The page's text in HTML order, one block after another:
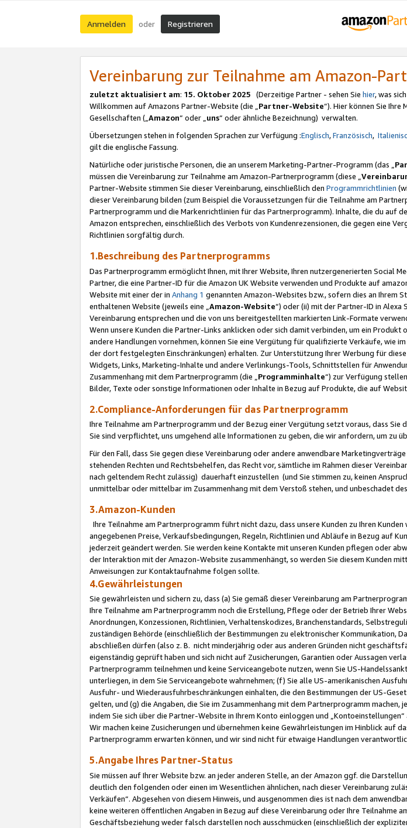
Anmelden oder Registrieren
Vereinbarung zur Teilnahme am Amazon-
zuletzt aktualisiert am: 15. Oktober 2025 (Derzeitige Partner - sehen Sie hier, was
Willkommen auf Amazons Partner-Website (die „Partner-Website“). Hier können Sie
Gesellschaften („Amazon“ oder „uns“ oder ähnliche Bezeichnung) verwalten.
Übersetzungen stehen in folgenden Sprachen zur Verfügung :Englisch,Französisch,
gilt die englische Fassung.
Natürliche oder juristische Personen, die an unserem Marketing-Partner-Programm (das „
müssen die Vereinbarung zur Teilnahme am Amazon-Partnerprogramm (diese „
Partner-Website stimmen Sie dieser Vereinbarung, einschließlich den Programmrichtlinien
dieser Vereinbarung bilden (zum Beispiel die Voraussetzungen für die Teilnahme am
Partnerprogramm und die Markenrichtlinien für das Partnerprogramm). Inhalte, die du auf
Amazon entsprechen, einschließlich des Verbots von Kundenrezensionen, die gegen eine
Richtlinien sorgfältig durch.
1.Beschreibung des Partnerprogramms
Das Partnerprogramm ermöglicht Ihnen, mit Ihrer Website, Ihren nutzergenerierten Social
Partner, die eine Partner-ID für die Amazon UK Website verwenden und Produkte auf
Website mit einer der in Anhang 1 genannten Amazon-Websites bzw., sofern dies an Ihrem
enthaltenen Website (jeweils eine „ Amazon-Website“) oder (ii) mit der Partner-ID in Alexa
Vereinbarung entsprechen und die von uns bereitgestellten markierten Link-Formate
Wenn unsere Kunden die Partner-Links anklicken oder sich damit verbinden, um ein
andere Handlungen vornehmen, können Sie eine Vergütung für qualifizierte Verkäufe, wie im
der dort festgelegten Einschränkungen) erhalten. Zur Unterstützung Ihrer Werbung für
Widgets, Links, Marketing-Inhalte und andere Verlinkungs-Tools, Schnittstellen für
Zusammenhang mit dem Partnerprogramm (die „ Programminhalte“) zur Verfügung
Bilder, Texte oder sonstige Informationen oder Inhalte in Bezug auf Produkte, die auf
2.Compliance-Anforderungen für das Partnerprogramm
Ihre Teilnahme am Partnerprogramm und der Bezug einer Vergütung setzt voraus, dass Sie
Sie sind verpflichtet, uns umgehend alle Informationen zu geben, die wir anfordern, um zu
Für den Fall, dass Sie gegen diese Vereinbarung oder andere anwendbare
stehenden Rechten und Rechtsbehelfen, das Recht vor, sämtliche im Rahmen dieser
nach geltendem Recht zulässig) dauerhaft einzustellen (und Sie stimmen zu, keinen
unmittelbar oder mittelbar im Zusammenhang mit dem Verstoß stehen, und unbeschadet
3.Amazon-Kunden
Ihre Teilnahme am Partnerprogramm führt nicht dazu, dass unsere Kunden zu Ihren
angegebenen Preise, Verkaufsbedingungen, Regeln, Richtlinien und Abläufe in Bezug auf
jederzeit geändert werden. Sie werden keine Kontakte mit unseren Kunden pflegen oder
der Interaktion mit der Amazon-Website zusammenhängt, so werden Sie diesem Kunden
Anweisungen zur Kontaktaufnahme folgen sollte.
4.Gewährleistungen
Sie gewährleisten und sichern zu, dass (a) Sie gemäß dieser Vereinbarung am
Ihre Teilnahme am Partnerprogramm noch die Erstellung, Pflege oder der Betrieb Ihrer
Anordnungen, Konzessionen, Richtlinien, Verhaltenskodizes, Branchenstandards,
zuständigen Behörde (einschließlich der Bestimmungen zu elektronischer Kommunikation,
abschließen dürfen (also z. B. nicht minderjährig oder aus anderen Gründen nicht
eigenständig geprüft haben und sich nicht auf Zusicherungen, Garantien oder Aussagen
Partnerprogramm teilnehmen und keine Serviceangebote nutzen, wenn Sie US-
unterliegen, in dem Sie Serviceangebote wahrnehmen; (f) Sie alle US-amerikanischen
Ausfuhr- und Wiederausfuhrbeschränkungen einhalten, die den Bestimmungen der US-
gelten, und (g) die Angaben, die Sie im Zusammenhang mit dem Partnerprogramm
indem Sie sich über die Partner-Website in Ihrem Konto einloggen und „Kontoeinstellungen“
Wir machen keine Zusicherungen und übernehmen keine Gewährleistungen im Hinblick auf
Partnerprogramm erwarten können, und wir sind nicht für etwaige Handlungen
5.Angabe Ihres Partner-Status
Sie müssen auf Ihrer Website bzw. an jeder anderen Stelle, an der Amazon ggf. die
deutlich den folgenden oder einen im Wesentlichen ähnlichen, nach dieser Vereinbarung
Verkäufen“. Abgesehen von diesem Hinweis, und ausgenommen dies ist nach dem
keine weiteren öffentlichen Angaben in Bezug auf diese Vereinbarung oder Ihre Teilnahme
Geschäftsbeziehung weder falsch darstellen noch ausschmücken (einschließlich der